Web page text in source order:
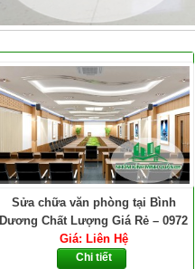
Sửa chữa văn phòng tại Bình
Dương Chất Lượng Giá Rẻ – 0972
134 785
Giá: Liên Hệ
Chi tiết